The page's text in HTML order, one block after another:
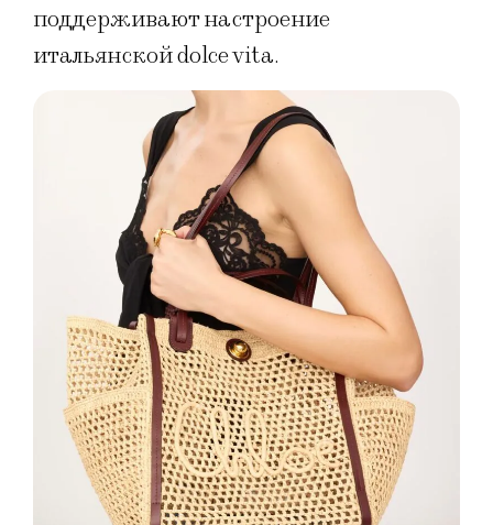
поддерживают настроение
итальянской dolce vita.